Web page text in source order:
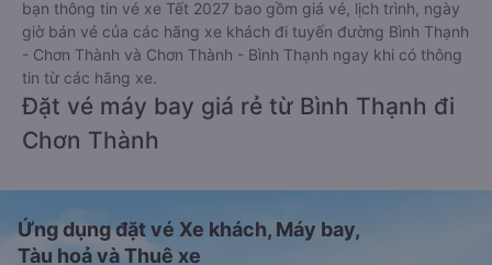
bạn thông tin vé xe Tết 2027 bao gồm giá vé, lịch trình, ngày
giờ bán vé của các hãng xe khách đi tuyến đường Bình Thạnh
- Chơn Thành và Chơn Thành - Bình Thạnh ngay khi có thông
tin từ các hãng xe.
Đặt vé máy bay giá rẻ từ Bình Thạnh đi
Chơn Thành
Ứng dụng đặt vé Xe khách, Máy bay,
Tàu hoả và Thuê xe